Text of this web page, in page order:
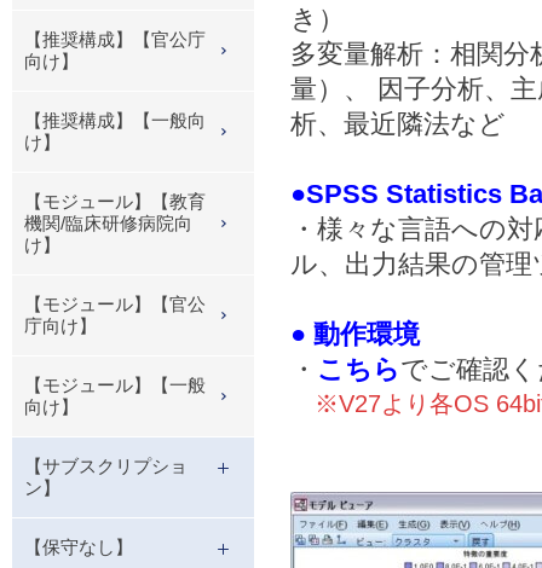
き）
多変量解析：相関
量）、 因子分析、
析、最近隣法など
●SPSS Statistics
・様々な言語への
ル、出力結果の管
● 動作環境
・ こちらでご確認
※V27より各OS
【推奨構成】【官公庁
向け】
【推奨構成】【一般向
け】
【モジュール】【教育
機関/臨床研修病院向
け】
【モジュール】【官公
庁向け】
【モジュール】【一般
向け】
【サブスクリプショ
ン】
【保守なし】